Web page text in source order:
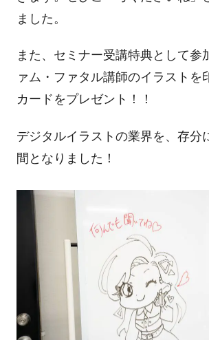
ました。
また、セミナー受講特典として参
ァム・ファタル講師のイラストを
カードをプレゼント！！
デジタルイラストの業界を、存分
間となりました！